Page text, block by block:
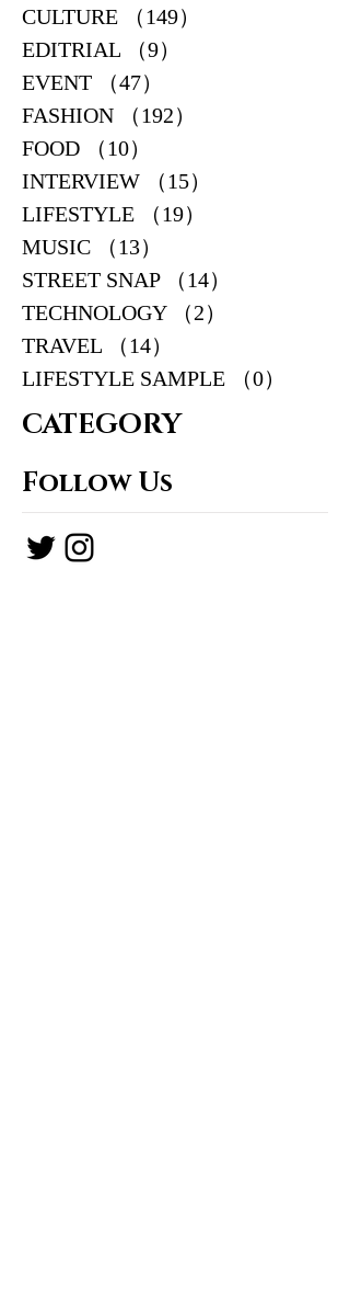
CULTURE
（149）
EDITRIAL
（9）
EVENT
（47）
FASHION
（192）
FOOD
（10）
INTERVIEW
（15）
LIFESTYLE
（19）
MUSIC
（13）
STREET SNAP
（14）
TECHNOLOGY
（2）
TRAVEL
（14）
LIFESTYLE SAMPLE
（0）
CATEGORY
Follow Us